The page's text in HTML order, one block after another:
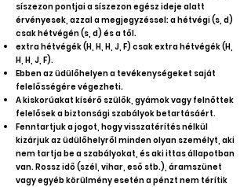
síszezon pontjai a síszezon egész ideje alatt
érvényesek, azzal a megjegyzéssel: a hétvégi (s, d)
csak hétvégén (s, d) és a től.
extra hétvégék (H, H, H, J, F) csak extra hétvégék (H,
H, H, J, F).
Ebben az üdülőhelyen a tevékenységeket saját
felelősségére végezheti.
A kiskorúakat kísérő szülők, gyámok vagy felnőttek
felelősek a biztonsági szabályok betartásáért.
Fenntartjuk a jogot, hogy visszatérítés nélkül
kizárjuk az üdülőhelyről minden olyan személyt, aki
nem tartja be a szabályokat, és aki ittas állapotban
van. Rossz idő (szél, vihar, eső stb.), áramszünet
vagy egyéb körülmény esetén a pénzt nem térítik